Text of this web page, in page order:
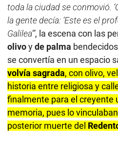
toda la ciudad se conmovió.
la gente decía: ‘Este es el
Galilea’”, la escena con las
olivoyde palma
se convertía en un espacio
volvía sagrada, con olivo,
historia entre religiosa y
finalmente para el creyente
memoria, pues lo
posterior muerte del